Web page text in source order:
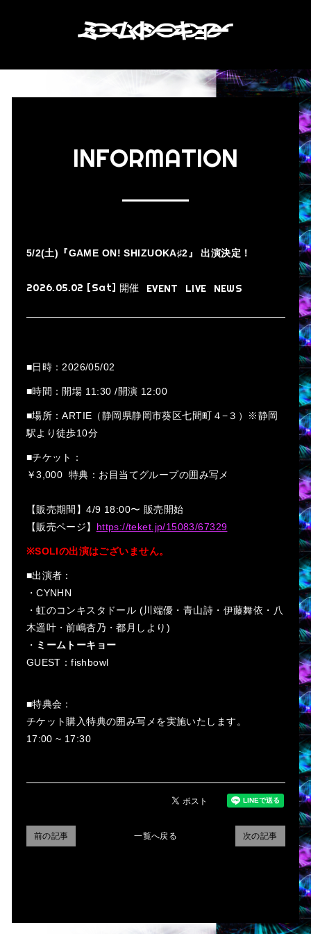
INFORMATION
5/2(土)『GAME ON! SHIZUOKA♯2』 出演決定！
2026.05.02 [Sat] 開催 EVENT LIVE NEWS
■日時：2026/05/02
■時間：開場 11:30 /開演 12:00
■場所：ARTIE（静岡県静岡市葵区七間町４−３）※静岡
駅より徒歩10分
■チケット：
￥3,000 特典：お目当てグループの囲み写メ
【販売期間】4/9 18:00〜 販売開始
【販売ページ】 https://teket.jp/15083/67329
※SOLIの出演はございません。
■出演者：
・CYNHN
・虹のコンキスタドール (川端優・青山詩・伊藤舞依・八
木遥叶・前嶋杏乃・都月しより)
・ ミームトーキョー
GUEST：fishbowl
■特典会：
チケット購入特典の囲み写メを実施いたします。
17:00 ~ 17:30
次の記事
一覧へ戻る
前の記事